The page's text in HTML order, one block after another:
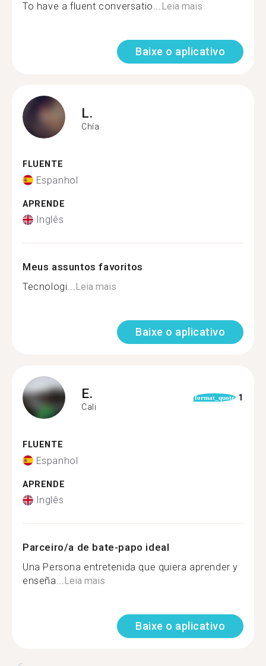
To have a fluent conversatio...Leia mais
Baixe o aplicativo
L.
Chía
FLUENTE
Espanhol
APRENDE
Inglês
Meus assuntos favoritos
Tecnologi...Leia mais
Baixe o aplicativo
E.
Cali
format_quote 1
FLUENTE
Espanhol
APRENDE
Inglês
Parceiro/a de bate-papo ideal
Una Persona entretenida que quiera aprender y
enseña...Leia mais
Baixe o aplicativo